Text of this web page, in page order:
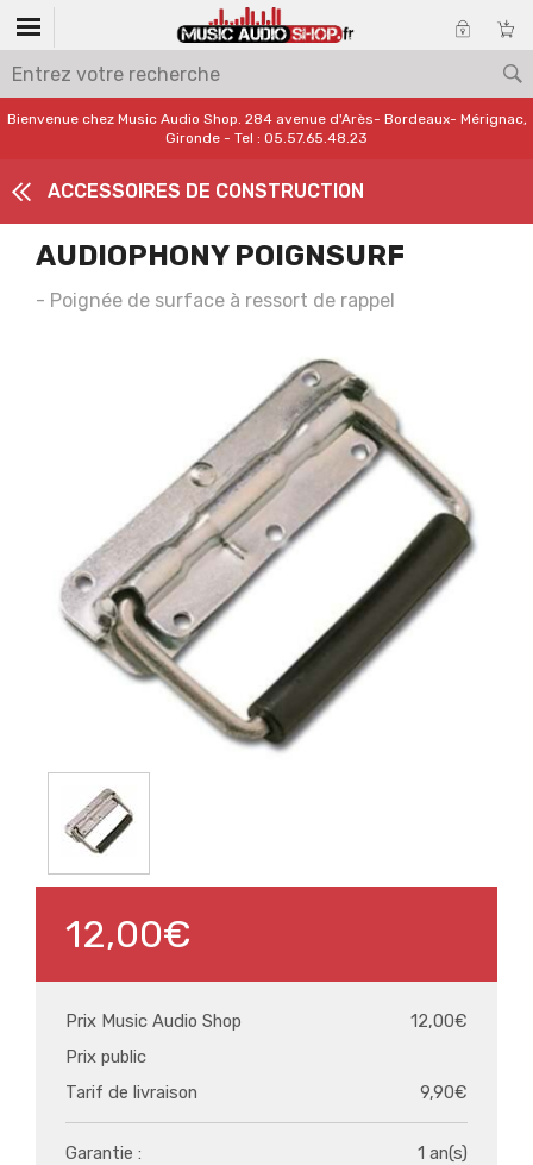
Bienvenue chez Music Audio Shop. 284 avenue d'Arès- Bordeaux- Mérignac,
Gironde - Tel : 05.57.65.48.23
ACCESSOIRES DE CONSTRUCTION
AUDIOPHONY POIGNSURF
- Poignée de surface à ressort de rappel
12,00€
Prix Music Audio Shop
12,00€
Prix public
Tarif de livraison
9,90€
Garantie : 1 an(s)